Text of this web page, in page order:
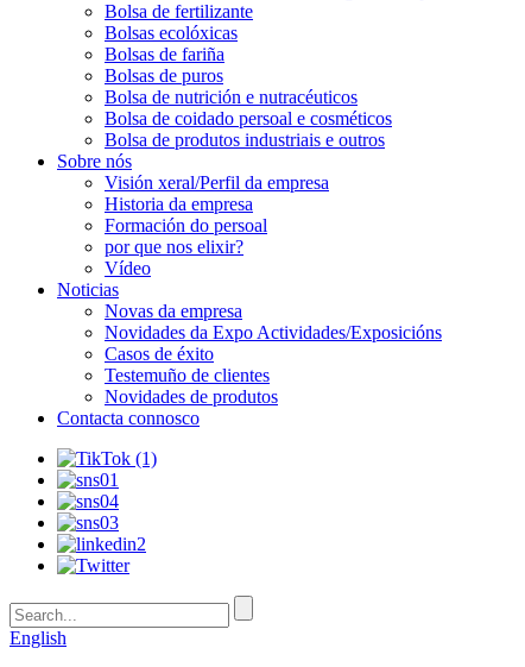
Bolsa de fertilizante
Bolsas ecolóxicas
Bolsas de fariña
Bolsas de puros
Bolsa de nutrición e nutracéuticos
Bolsa de coidado persoal e cosméticos
Bolsa de produtos industriais e outros
Sobre nós
Visión xeral/Perfil da empresa
Historia da empresa
Formación do persoal
por que nos elixir?
Vídeo
Noticias
Novas da empresa
Novidades da Expo Actividades/Exposicións
Casos de éxito
Testemuño de clientes
Novidades de produtos
Contacta connosco
English